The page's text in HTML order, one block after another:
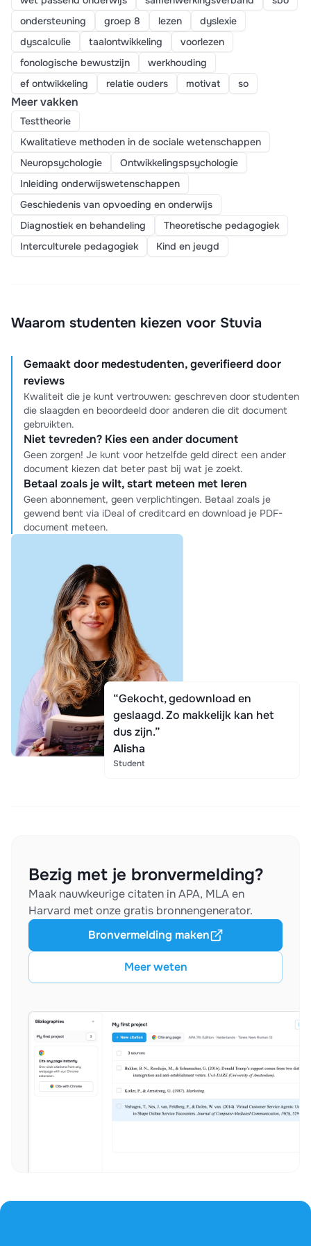
ondersteuning
groep 8 lezen
dyslexie
dyscalculie
taalontwikkeling
voorlezen
fonologische bewustzijn
werkhouding
ef ontwikkeling
relatie ouders motivat so
Meer vakken
Testtheorie
Kwalitatieve methoden in de sociale wetenschappen
Neuropsychologie
Ontwikkelingspsychologie
Inleiding onderwijswetenschappen
Geschiedenis van opvoeding en onderwijs
Diagnostiek en behandeling
Theoretische pedagogiek
Interculturele pedagogiek
Kind en jeugd
Waarom studenten kiezen voor Stuvia
Gemaakt door medestudenten, geverifieerd door
reviews
Kwaliteit die je kunt vertrouwen: geschreven door studenten
die slaagden en beoordeeld door anderen die dit document
gebruikten.
Niet tevreden? Kies een ander document
Geen zorgen! Je kunt voor hetzelfde geld direct een ander
document kiezen dat beter past bij wat je zoekt.
Betaal zoals je wilt, start meteen met leren
Geen abonnement, geen verplichtingen. Betaal zoals je
gewend bent via iDeal of creditcard en download je PDF-
document meteen.
“Gekocht, gedownload en
geslaagd. Zo makkelijk kan het
dus zijn.”
Alisha
Student
Bezig met je bronvermelding?
Maak nauwkeurige citaten in APA, MLA en
Harvard met onze gratis bronnengenerator.
Meer weten
Bronvermelding maken